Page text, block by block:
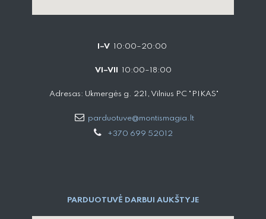
I–V 10:00–20:00
VI–VII 10:00–18:00
Adresas: Ukmergės g. 221, Vilnius PC "PIKAS"
parduotuve@montismagia.lt
+370 699 52012
PARDUOTUVĖ DARBUI AUKŠTYJE